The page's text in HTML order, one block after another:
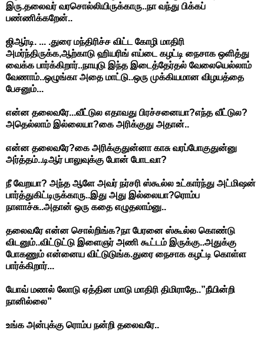
இரு.தலைவர் வரசொல்லியிருக்காரு..நா வந்து பிக்கப்
பண்ணிக்கறேன்..
ஜிஆர்டி. ... .துரை மந்திரிச்ச விட்ட கோழி மாதிரி
அமர்ந்திருக்க,ஆற்காடு ஹியரிங் எய்டை கழட்டி நைசாக ஒளித்து
வைக்க பார்க்கிறார்..நாயுடு இந்த இடைத்தேர்தல் வேலையெல்லாம்
வேணாம்..ஒழுங்கா அதை மாட்டு..ஒரு முக்கியமான விழயத்தை
பேசனும்...
என்ன தலைவரே...வீட்டுல எதாவது பிரச்சனையா?எந்த வீட்டுல?
அதெல்லாம் இல்லையா?கை அரிக்குது அதான்..
என்ன தலைவரே?கை அரிக்குதுன்னா காசு வரப்போகுதுன்னு
அர்த்தம்..டிஆர் பாலுவுக்கு போன் போடவா?
நீ வேறயா? அந்த ஆளே அவர் நர்சரி ஸ்கூல்ல உட்கார்ந்து அட்மிஷன்
பார்த்துகிட்டிருக்காரு..இது அது இல்லையா?ரொம்ப
நாளாச்சு..அதான் ஒரு கதை எழுதலாம்னு..
தலைவரே என்ன சொல்றிங்க?நா பேரனை ஸ்கூல்ல கொண்டு
விடனும்..விட்டுட்டு இளைஞர் அணி கூட்டம் இருக்கு..அதுக்கு
போகணும் என்னைய விட்டுடுங்க.துரை நைசாக கழட்டி கொள்ள
பார்க்கிறார்...
யோவ் மணல் லோடு ஏத்தின மாடு மாதிரி திமிராதே..”நீயின்றி
நானில்லை”
உங்க அன்புக்கு ரொம்ப நன்றி தலைவரே..